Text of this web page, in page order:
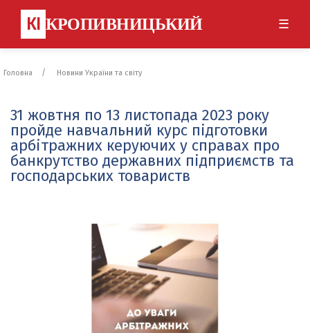
КІ КРОПИВНИЦЬКИЙ ☰
Головна Новини України та світу
31 жовтня по 13 листопада 2023 року
пройде навчальний курс підготовки
арбітражних керуючих у справах про
банкрутство державних підприємств та
господарських товариств